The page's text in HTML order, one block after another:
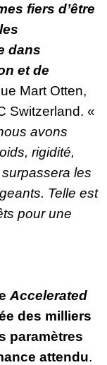
fiers d’être
dans
et de
Mart Otten,
Switzerland. «
avons
rigidité,
les
Telle est
pour une
Accelerated
des milliers
paramètres
attendu.